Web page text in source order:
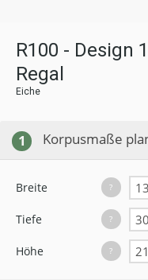
R100 - Design
Regal
Eiche
1 Korpusmaße
Breite ?
Tiefe ?
Höhe ?